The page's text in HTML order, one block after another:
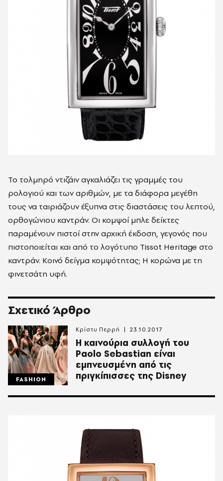
Το τολμηρό ντιζάιν αγκαλιάζει τις γραμμές του
ρολογιού και των αριθμών, με τα διάφορα μεγέθη
τους να ταιριάζουν έξυπνα στις διαστάσεις του λεπτού,
ορθογώνιου καντράν. Οι κομψοί μπλε δείκτες
παραμένουν πιστοί στην αρχική έκδοση, γεγονός που
πιστοποιείται και από το λογότυπο Tissot Heritage στο
καντράν. Κοινό δείγμα κομψότητας; Η κορώνα με τη
φινετσάτη υφή.
Σχετικό Άρθρο
FASHION
H καινούρια συλλογή του
Paolo Sebastian είναι
εμπνευσμένη από τις
πριγκίπισσες της Disney
Κρίστυ Περρή 23.10.2017